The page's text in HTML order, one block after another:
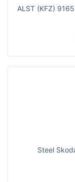
ALST (KFZ)
Steel